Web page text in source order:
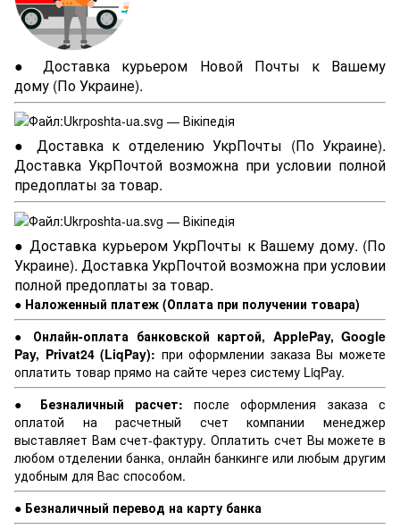
● Доставка курьером Новой Почты к Вашему
дому (По Украине).
● Доставка к отделению УкрПочты (По Украине).
Доставка УкрПочтой возможна при условии полной
предоплаты за товар.
● Доставка курьером УкрПочты к Вашему дому. (По
Украине). Доставка УкрПочтой возможна при условии
полной предоплаты за товар.
● Наложенный платеж (Оплата при получении товара)
● Онлайн-оплата банковской картой, ApplePay, Google
Pay, Privat24 (LiqPay): при оформлении заказа Вы можете
оплатить товар прямо на сайте через систему LiqPay.
● Безналичный расчет: после оформления заказа с
оплатой на расчетный счет компании менеджер
выставляет Вам счет-фактуру. Оплатить счет Вы можете в
любом отделении банка, онлайн банкинге или любым другим
удобным для Вас способом.
● Безналичный перевод на карту банка